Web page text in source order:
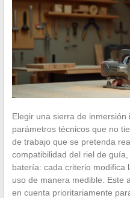
Elegir una sierra de
parámetros técnicos que no
de trabajo que se pretenda
compatibilidad del riel de
batería: cada criterio modifica
uso de manera medible. Este
en cuenta prioritariamente